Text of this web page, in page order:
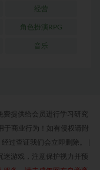
经营
角色扮演RPG
音乐
费提供给会员进行学习研究
于商业行为！如有侵权请附
过查证我们会立即删除。
游戏，注意保护视力并预